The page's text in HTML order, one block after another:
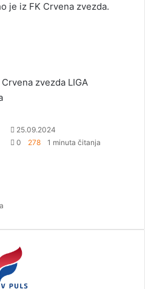
je iz FK Crvena zvezda.
zvezda LIGA
a
l
25.09.2024
0
278 1 minuta čitanja